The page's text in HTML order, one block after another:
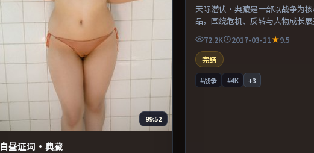
99:52
白昼证词·典藏
天际潜伏·典藏是一部以战争为
品，围绕危机、反转与人物成长
奏紧凑，值得推荐观看。
72.2K 2017-03-11
9.5
完结
#战争 #4K +3